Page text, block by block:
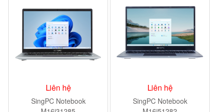
Liên hệ
SingPC Notebook
Liên hệ
SingPC Notebook